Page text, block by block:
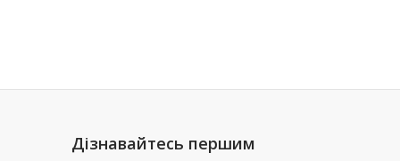
Дізнавайтесь першим